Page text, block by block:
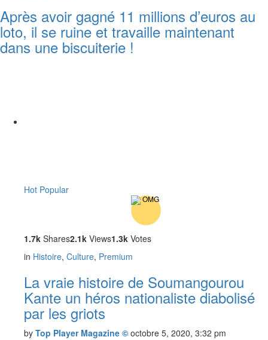
Après avoir gagné 11 millions d’euros au
loto, il se ruine et travaille maintenant
dans une biscuiterie !
Hot Popular
1.7k Shares2.1k Views1.3k Votes
in Histoire, Culture, Premium
La vraie histoire de Soumangourou
Kante un héros nationaliste diabolisé
par les griots
by Top Player Magazine © octobre 5, 2020, 3:32 pm